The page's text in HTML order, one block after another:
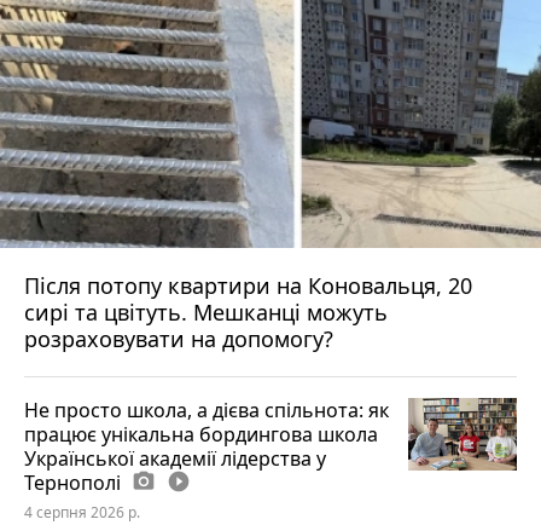
Після потопу квартири на Коновальця, 20
сирі та цвітуть. Мешканці можуть
розраховувати на допомогу?
Не просто школа, а дієва спільнота: як
працює унікальна бордингова школа
Української академії лідерства у
Тернополі photo_camera play_circle_filled
4 серпня 2026 р.